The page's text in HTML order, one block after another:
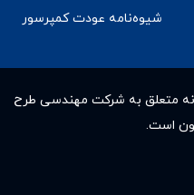
شیوه‌نامه عودت کمپرسور
متعلق به شرکت مهندسی طرح
است.